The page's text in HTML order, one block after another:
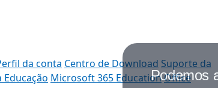
da conta Centro de Download Suporte da
Microsoft 365 EducationOffice
Podemos ajudar você?